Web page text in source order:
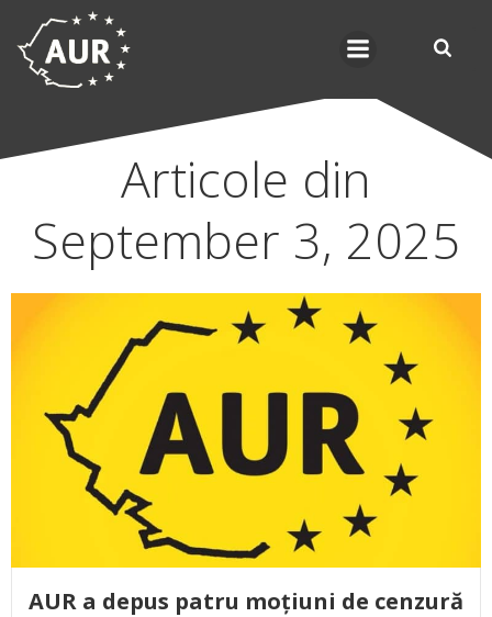
Articole din
September 3, 2025
AUR a depus patru moțiuni de cenzură